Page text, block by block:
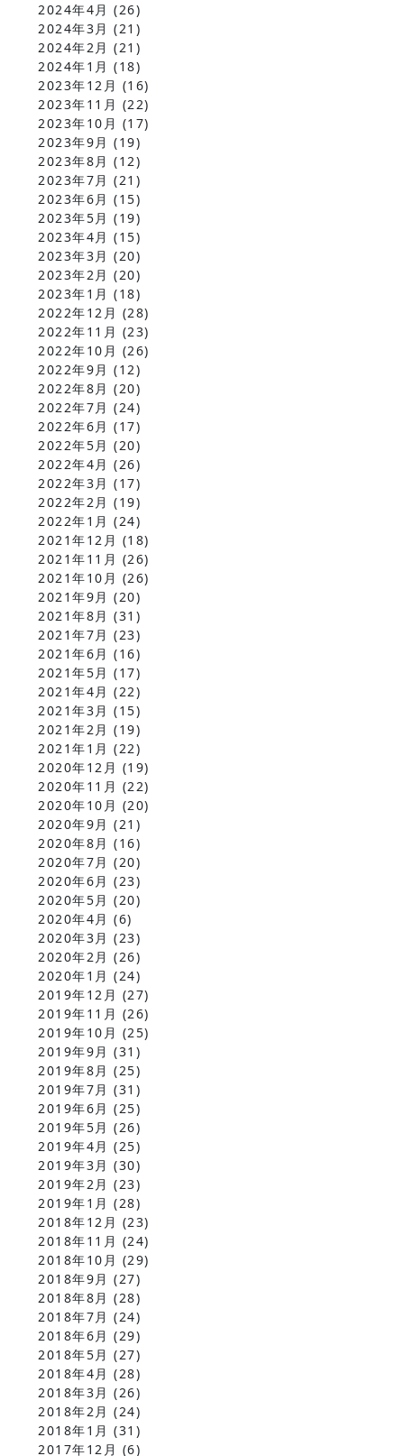
2024年4月 (26)
2024年3月 (21)
2024年2月 (21)
2024年1月 (18)
2023年12月 (16)
2023年11月 (22)
2023年10月 (17)
2023年9月 (19)
2023年8月 (12)
2023年7月 (21)
2023年6月 (15)
2023年5月 (19)
2023年4月 (15)
2023年3月 (20)
2023年2月 (20)
2023年1月 (18)
2022年12月 (28)
2022年11月 (23)
2022年10月 (26)
2022年9月 (12)
2022年8月 (20)
2022年7月 (24)
2022年6月 (17)
2022年5月 (20)
2022年4月 (26)
2022年3月 (17)
2022年2月 (19)
2022年1月 (24)
2021年12月 (18)
2021年11月 (26)
2021年10月 (26)
2021年9月 (20)
2021年8月 (31)
2021年7月 (23)
2021年6月 (16)
2021年5月 (17)
2021年4月 (22)
2021年3月 (15)
2021年2月 (19)
2021年1月 (22)
2020年12月 (19)
2020年11月 (22)
2020年10月 (20)
2020年9月 (21)
2020年8月 (16)
2020年7月 (20)
2020年6月 (23)
2020年5月 (20)
2020年4月 (6)
2020年3月 (23)
2020年2月 (26)
2020年1月 (24)
2019年12月 (27)
2019年11月 (26)
2019年10月 (25)
2019年9月 (31)
2019年8月 (25)
2019年7月 (31)
2019年6月 (25)
2019年5月 (26)
2019年4月 (25)
2019年3月 (30)
2019年2月 (23)
2019年1月 (28)
2018年12月 (23)
2018年11月 (24)
2018年10月 (29)
2018年9月 (27)
2018年8月 (28)
2018年7月 (24)
2018年6月 (29)
2018年5月 (27)
2018年4月 (28)
2018年3月 (26)
2018年2月 (24)
2018年1月 (31)
2017年12月 (6)